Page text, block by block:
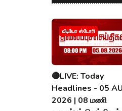
வீடியோ ஸ்டோரி
🔴LIVE: Today
Headlines - 05
2026 | 08 மணி